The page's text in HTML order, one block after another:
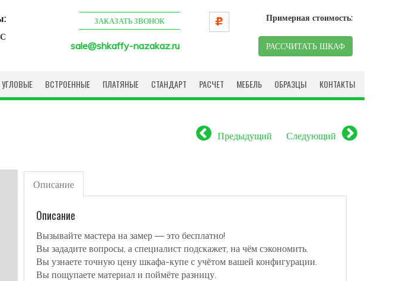
ЗАКАЗАТЬ ЗВОНОК
sale@shkaffy-nazakaz.ru
Примерная стоимость:
РАССЧИТАТЬ ШКАФ
УГЛОВЫЕ ВСТРОЕННЫЕ ПЛАТЯНЫЕ СТАНДАРТ РАСЧЕТ МЕБЕЛЬ ОБРАЗЦЫ КОНТАКТЫ
Предыдущий Следующий
Описание
Описание
Вызывайте мастера на замер — это бесплатно!
Вы зададите вопросы, а специалист подскажет, на чём сэкономить.
Вы узнаете точную цену шкафа-купе с учётом вашей конфигурации.
Вы пощупаете материал и поймёте разницу.